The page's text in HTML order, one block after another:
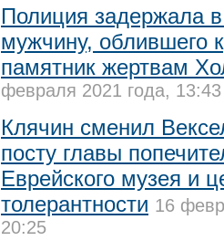
Полиция задержала
мужчину, облившего
памятник жертвам
февраля 2021 года, 13:43
Клячин сменил
посту главы
Еврейского музея и
толерантности 16
20:25